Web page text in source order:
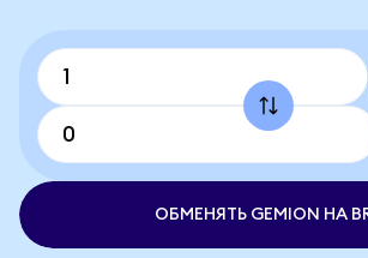
ОБМЕНЯТЬ GEMION НА